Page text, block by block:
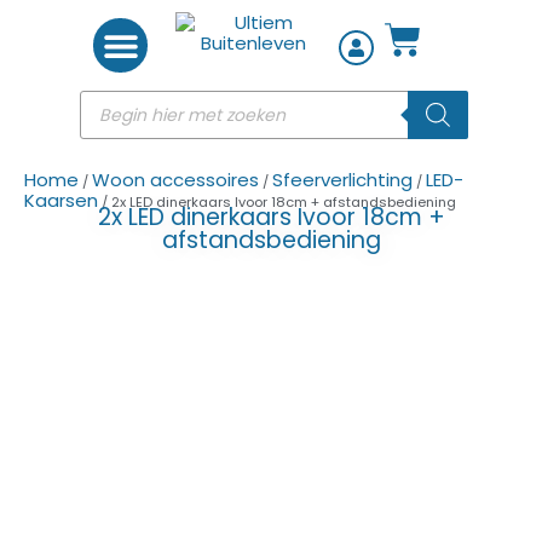
Home /Woon accessoires /Sfeerverlichting /LED-
Kaarsen / 2x LED dinerkaars Ivoor 18cm + afstandsbediening
2x LED dinerkaars Ivoor 18cm +
afstandsbediening